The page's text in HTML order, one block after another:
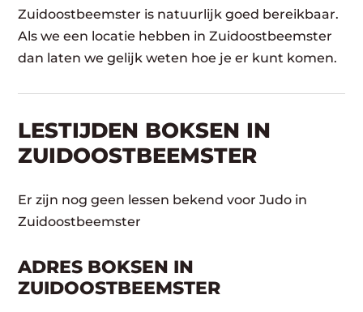
Zuidoostbeemster is natuurlijk goed bereikbaar.
Als we een locatie hebben in Zuidoostbeemster
dan laten we gelijk weten hoe je er kunt komen.
LESTIJDEN BOKSEN IN
ZUIDOOSTBEEMSTER
Er zijn nog geen lessen bekend voor Judo in
Zuidoostbeemster
ADRES BOKSEN IN
ZUIDOOSTBEEMSTER